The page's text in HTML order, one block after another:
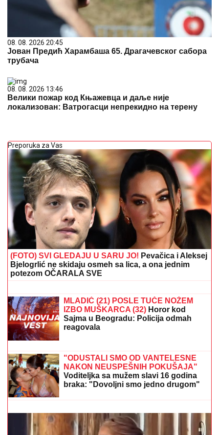
08. 08. 2026 20:45
Јован Предић Харамбаша 65. Драгачевског сабора
трубача
08. 08. 2026 13:46
Велики пожар код Књажевца и даље није
локализован: Ватрогасци непрекидно на терену
Preporuka za Vas
(FOTO) SVI GLEDAJU U SARU JO! Pevačica i Aleksej
Bjelogrlić ne skidaju osmeh sa lica, a ona jednim
potezom OČARALA SVE
MUŽ JOVANE JEREMIĆDok svi bruje
o Draganovoj veridbi, Vojislav
napustio Srbiju, a voditeljki je velika
podrška: "Brak nam je bio savršen"
Sajma u Beogradu: Policija odmah
reagovala